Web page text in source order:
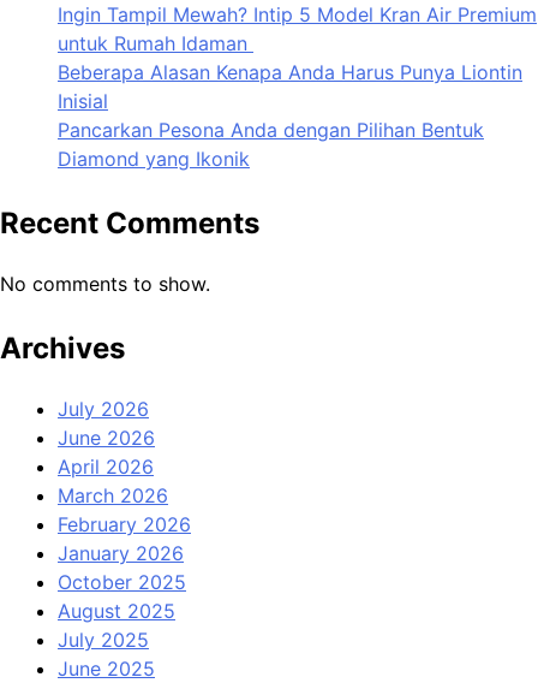
Ingin Tampil Mewah? Intip 5 Model Kran Air Premium
untuk Rumah Idaman
Beberapa Alasan Kenapa Anda Harus Punya Liontin
Inisial
Pancarkan Pesona Anda dengan Pilihan Bentuk
Diamond yang Ikonik
Recent Comments
No comments to show.
Archives
July 2026
June 2026
April 2026
March 2026
February 2026
January 2026
October 2025
August 2025
July 2025
June 2025